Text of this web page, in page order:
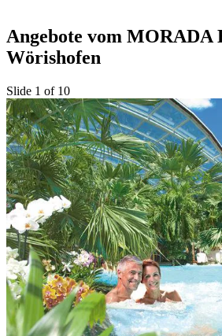
Angebote vom MORADA
Wörishofen
Slide 1 of 10